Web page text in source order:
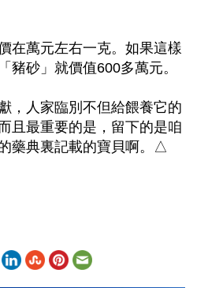
在萬元左右一克。如果這樣
豬砂」就價值600多萬元。
，人家臨別不但給餵養它的
且最重要的是，留下的是咱
藥典裏記載的寶貝啊。△